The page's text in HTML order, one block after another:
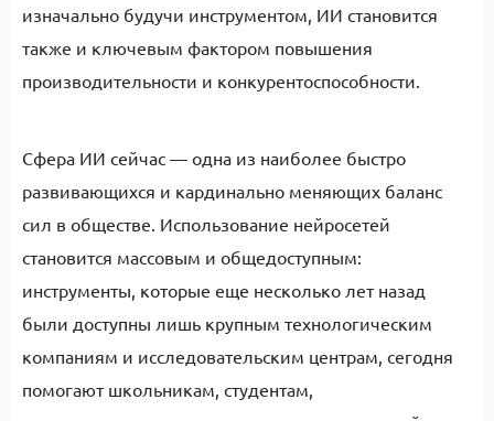
изначально будучи инструментом, ИИ становится
также и ключевым фактором повышения
производительности и конкурентоспособности.
Сфера ИИ сейчас — одна из наиболее быстро
развивающихся и кардинально меняющих баланс
сил в обществе. Использование нейросетей
становится массовым и общедоступным:
инструменты, которые еще несколько лет назад
были доступны лишь крупным технологическим
компаниям и исследовательским центрам, сегодня
помогают школьникам, студентам,